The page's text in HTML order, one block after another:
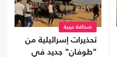
صحافة عربية
تحذيرات إسرائيلية من
"طوفان" جديد في